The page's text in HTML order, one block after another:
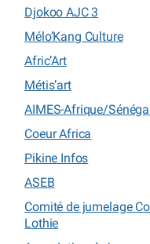
Djokoo AJC 3
Mélo’Kang Culture
Afric’Art
Métis’art
AIMES-Afrique/
Coeur Africa
Pikine Infos
ASEB
Comité de jumelage
Lothie